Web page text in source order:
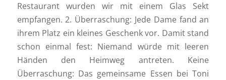
Restaurant wurden wir mit einem Glas Sekt
empfangen. 2. Überraschung: Jede Dame fand an
ihrem Platz ein kleines Geschenk vor. Damit stand
schon einmal fest: Niemand würde mit leeren
Händen den Heimweg antreten. Keine
Überraschung: Das gemeinsame Essen bei Toni